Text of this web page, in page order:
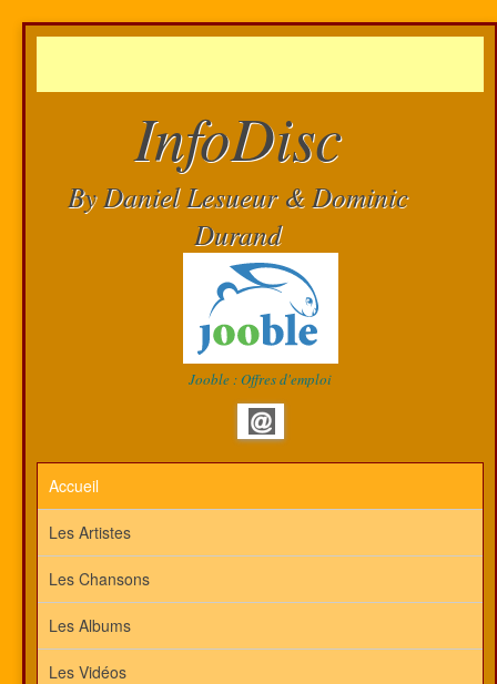
InfoDisc
By Daniel Lesueur & Dominic
Durand
Jooble : Offres d'emploi
Accueil
Les Artistes
Les Chansons
Les Albums
Les Vidéos